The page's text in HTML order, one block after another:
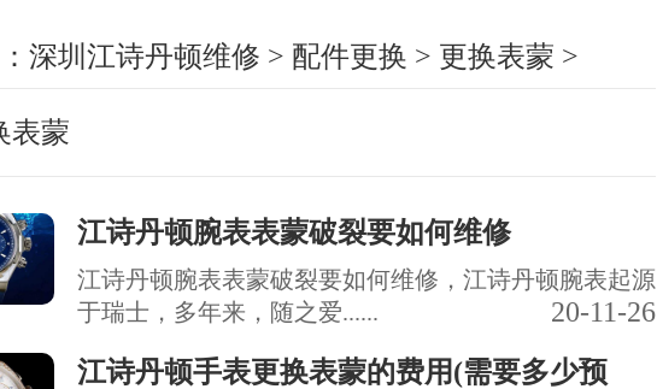
深圳江诗丹顿维修 > 配件更换 > 更换表蒙 >
表蒙
江诗丹顿腕表表蒙破裂要如何维修
江诗丹顿腕表表蒙破裂要如何维修，江诗丹顿腕表起源
于瑞士，多年来，随之爱......
20-11-26
江诗丹顿手表更换表蒙的费用(需要多少预